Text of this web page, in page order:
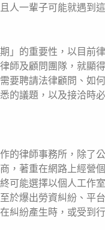
人一輩子可能就遇到
」的重要性，以目前
師及顧問團隊，就顯
要聘請法律顧問、如
的議題，以及接洽時
的律師事務所，除了
，著重在網路上經營
可能選擇以個人工作
於爆出勞資糾紛、平
糾紛產生時，或受到